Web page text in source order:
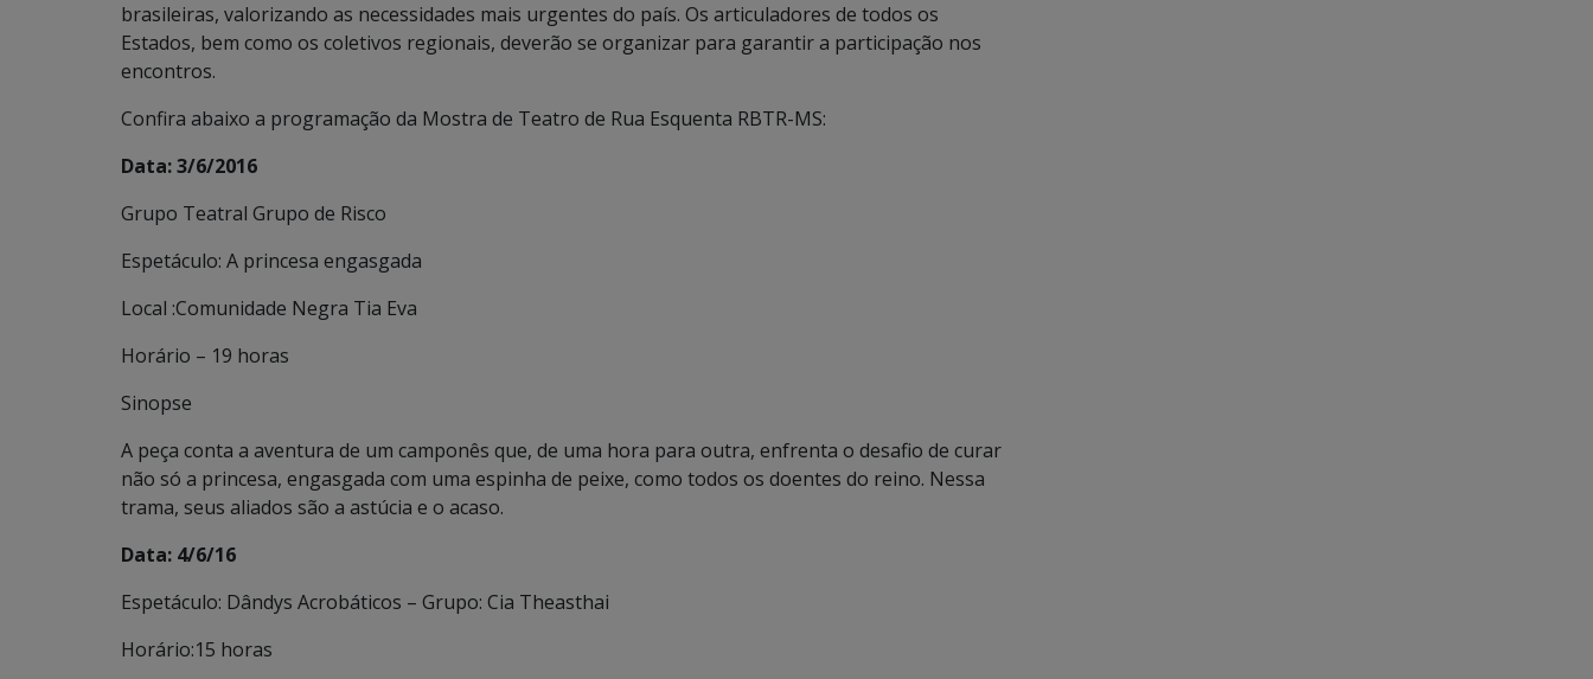
brasileiras, valorizando as necessidades mais urgentes do país. Os articuladores de todos os
Estados, bem como os coletivos regionais, deverão se organizar para garantir a participação nos
encontros.
Confira abaixo a programação da Mostra de Teatro de Rua Esquenta RBTR-MS:
Data: 3/6/2016
Grupo Teatral Grupo de Risco
Espetáculo: A princesa engasgada
Local :Comunidade Negra Tia Eva
Horário – 19 horas
Sinopse
A peça conta a aventura de um camponês que, de uma hora para outra, enfrenta o desafio de curar
não só a princesa, engasgada com uma espinha de peixe, como todos os doentes do reino. Nessa
trama, seus aliados são a astúcia e o acaso.
Data: 4/6/16
Espetáculo: Dândys Acrobáticos – Grupo: Cia Theasthai
Horário:15 horas